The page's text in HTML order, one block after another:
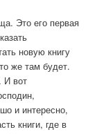
Это его первая
новую книгу
же там будет.
И вот
и интересно,
книги, где в